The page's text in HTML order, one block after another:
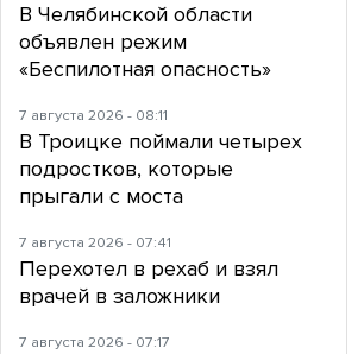
В Челябинской области
объявлен режим
«Беспилотная опасность»
7 августа 2026 - 08:11
В Троицке поймали четырех
подростков, которые
прыгали с моста
7 августа 2026 - 07:41
Перехотел в рехаб и взял
врачей в заложники
7 августа 2026 - 07:17